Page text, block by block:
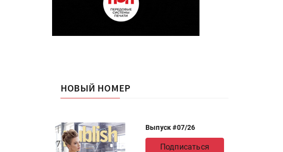
НОВЫЙ НОМЕР
Выпуск #07/26
Подписаться